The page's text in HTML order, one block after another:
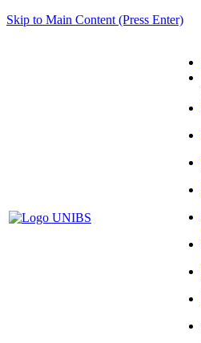
Skip to Main Content (Press Enter)